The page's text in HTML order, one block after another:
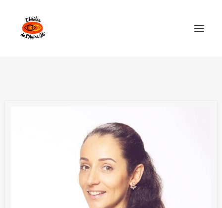
Explorations Collectives
Calendrier